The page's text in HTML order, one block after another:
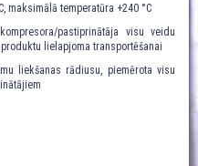
maksimālā temperatūra +240 °C
pastiprinātāja visu veidu
lielapjoma transportēšanai
liekšanas rādiusu, piemērota visu